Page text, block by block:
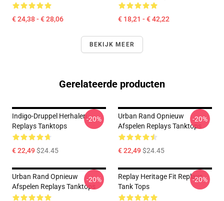
€ 24,38 - € 28,06 € 18,21 - € 42,22
BEKIJK MEER
Gerelateerde producten
Indigo-Druppel Herhalen
Replays Tanktops
€ 22,49$24.45
-20%
Urban Rand Opnieuw
Afspelen Replays Tanktops
€ 22,49$24.45
-20%
Urban Rand Opnieuw
Afspelen Replays Tanktops
-20%
Replay Heritage Fit Replays
Tank Tops
-20%